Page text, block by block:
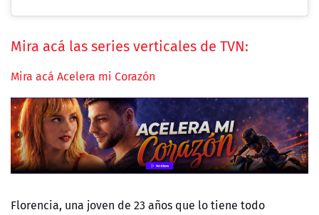
Mira acá las series verticales de TVN:
Mira acá Acelera mi Corazón
Florencia, una joven de 23 años que lo tiene todo